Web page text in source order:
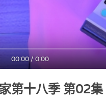
00:00/0:00
第十八季第02集